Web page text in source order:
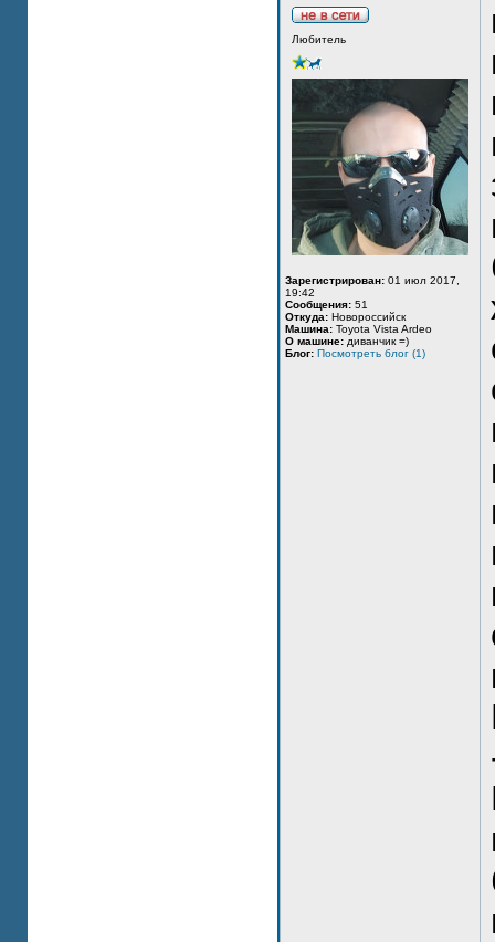
Любитель
Зарегистрирован: 01 июл 2017,
19:42
Сообщения: 51
Откуда: Новороссийск
Машина: Toyota Vista Ardeo
О машине: диванчик =)
Блог: Посмотреть блог (1)